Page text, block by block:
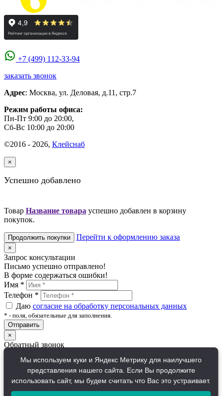
+7 (499) 112-33-94
заказать звонок
Адрес: Москва, ул. Деловая, д.11, стр.7
Режим работы офиса:
Пн-Пт 9:00 до 20:00,
Сб-Вс 10:00 до 20:00
©2016 - 2026, Клейснаб
Мы используем куки и Яндекс Метрику для наилучшего
представления нашего сайта. Если Вы продолжите
использовать сайт, мы будем считать что Вас это устраивает.
×
Успешно добавлено
Товар Название товара успешно добавлен в корзину
покупок.
Продолжить покупки Перейти к оформлению заказа
×
Запрос консультации
Письмо успешно отправлено!
В форме содержаться ошибки!
Имя *
Телефон *
Даю согласие на обработку персональных данных
* - поля, обязательные для заполнения.
Отправить
×
Обратный звонок
В форме содержаться ошибки!
Телефон*
Даюсогласие на обработку персональных данных